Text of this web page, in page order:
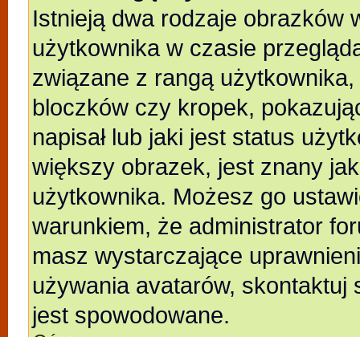
Istnieją dwa rodzaje obrazków
użytkownika w czasie
związane z rangą
bloczków czy kropek,
napisał lub jaki jest status
większy obrazek, jest znany
użytkownika. Możesz go
warunkiem, że administrator
masz wystarczające
używania avatarów,
jest spowodowane.